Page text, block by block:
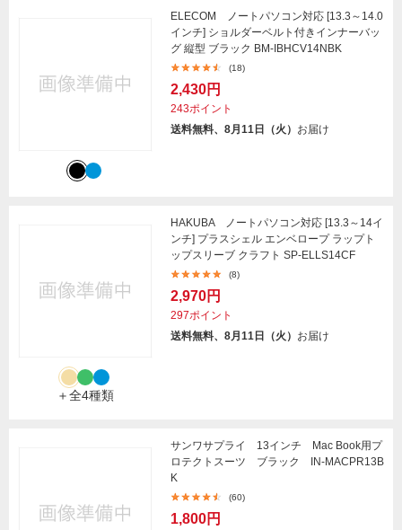
ELECOM ノートパソコン対応 [13.3～14.0
インチ] ショルダーベルト付きインナーバッ
グ 縦型 ブラック BM-IBHCV14NBK
(18)
2,430円
243ポイント
送料無料、8月11日（火） お届け
＋全4種類
HAKUBA ノートパソコン対応 [13.3～14イ
ンチ] プラスシェル エンベロープ ラップト
ップスリーブ クラフト SP-ELLS14CF
(8)
2,970円
297ポイント
送料無料、8月11日（火） お届け
サンワサプライ 13インチ Mac Book用プ
ロテクトスーツ ブラック IN-MACPR13B
K
(60)
1,800円